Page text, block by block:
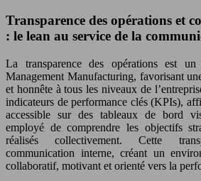
Transparence des opérations et
: le lean au service de la
La transparence des opérations est
Management Manufacturing, favorisant
et honnête à tous les niveaux de
indicateurs de performance clés (KPIs),
accessible sur des tableaux de bord
employé de comprendre les objectifs
réalisés collectivement. Cette
communication interne, créant un
collaboratif, motivant et orienté vers la